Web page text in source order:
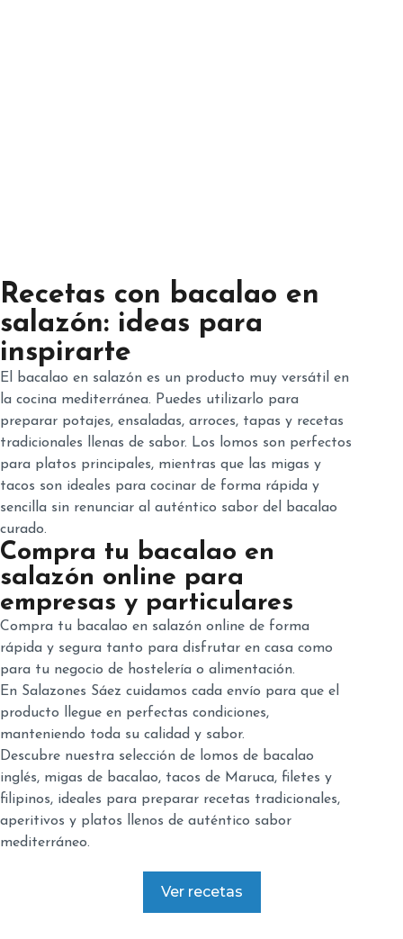
Recetas con bacalao en
salazón: ideas para
inspirarte
El bacalao en salazón es un producto muy versátil en
la cocina mediterránea. Puedes utilizarlo para
preparar potajes, ensaladas, arroces, tapas y recetas
tradicionales llenas de sabor. Los lomos son perfectos
para platos principales, mientras que las migas y
tacos son ideales para cocinar de forma rápida y
sencilla sin renunciar al auténtico sabor del bacalao
curado.
Compra tu bacalao en
salazón online para
empresas y particulares
Compra tu bacalao en salazón online de forma
rápida y segura tanto para disfrutar en casa como
para tu negocio de hostelería o alimentación.
En Salazones Sáez cuidamos cada envío para que el
producto llegue en perfectas condiciones,
manteniendo toda su calidad y sabor.
Descubre nuestra selección de lomos de bacalao
inglés, migas de bacalao, tacos de Maruca, filetes y
filipinos, ideales para preparar recetas tradicionales,
aperitivos y platos llenos de auténtico sabor
mediterráneo.
Ver recetas